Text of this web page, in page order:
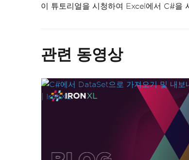
이 튜토리얼을 시청하여 Excel에서 C#을
관련 동영상